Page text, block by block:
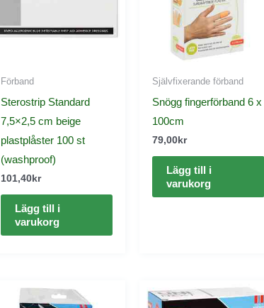
Förband
Sterostrip Standard
7,5×2,5 cm beige
plastplåster 100 st
(washproof)
101,40kr
Lägg till i
varukorg
Självfixerande förband
Snögg fingerförband 6 x
100cm
79,00kr
Lägg till i
varukorg